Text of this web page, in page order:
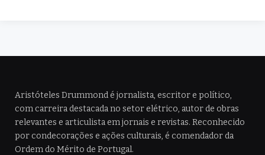
Aristóteles Drummond é jornalista, escritor e político,
com carreira destacada no setor elétrico, autor de obras
relevantes e articulista em jornais e revistas. Reconhecido
por condecorações e ações culturais, é comendador da
Ordem do Mérito de Portugal.